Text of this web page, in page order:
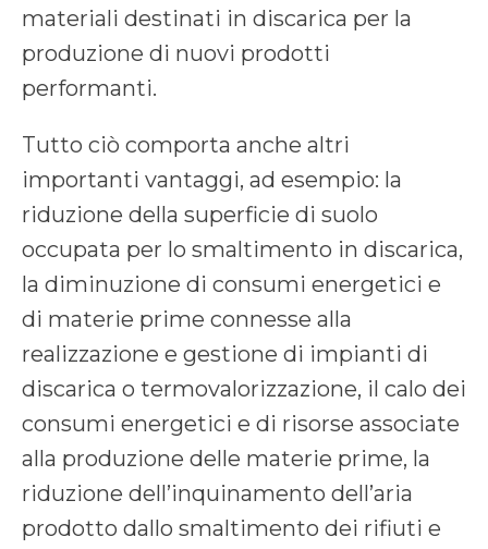
materiali destinati in discarica per la
produzione di nuovi prodotti
performanti.
Tutto ciò comporta anche altri
importanti vantaggi, ad esempio: la
riduzione della superficie di suolo
occupata per lo smaltimento in discarica,
la diminuzione di consumi energetici e
di materie prime connesse alla
realizzazione e gestione di impianti di
discarica o termovalorizzazione, il calo dei
consumi energetici e di risorse associate
alla produzione delle materie prime, la
riduzione dell’inquinamento dell’aria
prodotto dallo smaltimento dei rifiuti e